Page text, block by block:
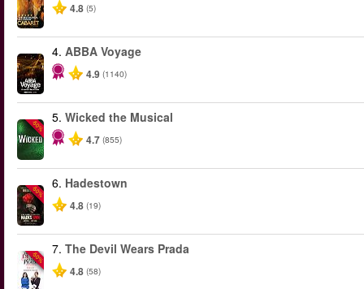
4.8 (5)
4. ABBA Voyage
4.9 (1140)
-50%
5. Wicked the Musical
4.7 (855)
-50%
6. Hadestown
4.8 (19)
-50%
7. The Devil Wears Prada
4.8 (58)